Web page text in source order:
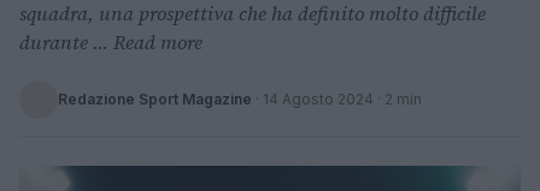
squadra, una prospettiva che ha definito molto difficile
durante ... Read more
Redazione Sport Magazine · 14 Agosto 2024 · 2 min